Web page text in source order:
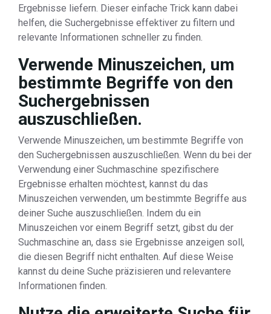
Ergebnisse liefern. Dieser einfache Trick kann dabei
helfen, die Suchergebnisse effektiver zu filtern und
relevante Informationen schneller zu finden.
Verwende Minuszeichen, um
bestimmte Begriffe von den
Suchergebnissen
auszuschließen.
Verwende Minuszeichen, um bestimmte Begriffe von
den Suchergebnissen auszuschließen. Wenn du bei der
Verwendung einer Suchmaschine spezifischere
Ergebnisse erhalten möchtest, kannst du das
Minuszeichen verwenden, um bestimmte Begriffe aus
deiner Suche auszuschließen. Indem du ein
Minuszeichen vor einem Begriff setzt, gibst du der
Suchmaschine an, dass sie Ergebnisse anzeigen soll,
die diesen Begriff nicht enthalten. Auf diese Weise
kannst du deine Suche präzisieren und relevantere
Informationen finden.